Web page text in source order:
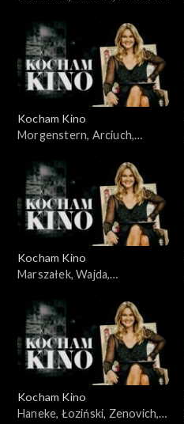
Kocham Kino
Morgenstern, Arciuch,
Kocham Kino
Marszałek, Wajda,
Kocham Kino
Haneke, Łoziński, Zenovich,